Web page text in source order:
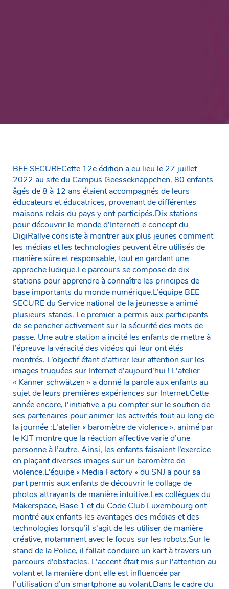
BEE SECURECette 12e édition a eu lieu le 27 juillet
2022 au site du Campus Geesseknäppchen. 80 enfants
âgés de 8 à 12 ans étaient accompagnés de leurs
éducateurs et éducatrices, provenant de différentes
maisons relais du pays y ont participés.Dix stations
pour découvrir le monde d’InternetLe concept du
DigiRallye consiste à montrer aux plus jeunes comment
les médias et les technologies peuvent être utilisés de
manière sûre et responsable, tout en gardant une
approche ludique.Le parcours se compose de dix
stations pour apprendre à connaître les principes de
base importants du monde numérique.L’équipe BEE
SECURE du Service national de la jeunesse a animé
plusieurs stands. Le premier a permis aux participants
de se pencher activement sur la sécurité des mots de
passe. Une autre station a incité les enfants de mettre à
l’épreuve la véracité des vidéos qui leur ont étés
montrés. L’objectif étant d’attirer leur attention sur les
images truquées sur Internet d’aujourd’hui ! L’atelier
« Kanner schwätzen » a donné la parole aux enfants au
sujet de leurs premières expériences sur Internet.Cette
année encore, l’initiative a pu compter sur le soutien de
ses partenaires pour animer les activités tout au long de
la journée :L’atelier « baromètre de violence », animé par
le KJT montre que la réaction affective varie d’une
personne à l’autre. Ainsi, les enfants faisaient l’exercice
en plaçant diverses images sur un baromètre de
violence.L’équipe « Media Factory » du SNJ a pour sa
part permis aux enfants de découvrir le collage de
photos attrayants de manière intuitive.Les collègues du
Makerspace, Base 1 et du Code Club Luxembourg ont
montré aux enfants les avantages des médias et des
technologies lorsqu’il s’agit de les utiliser de manière
créative, notamment avec le focus sur les robots.Sur le
stand de la Police, il fallait conduire un kart à travers un
parcours d’obstacles. L’accent était mis sur l’attention au
volant et la manière dont elle est influencée par
l’utilisation d’un smartphone au volant.Dans le cadre du